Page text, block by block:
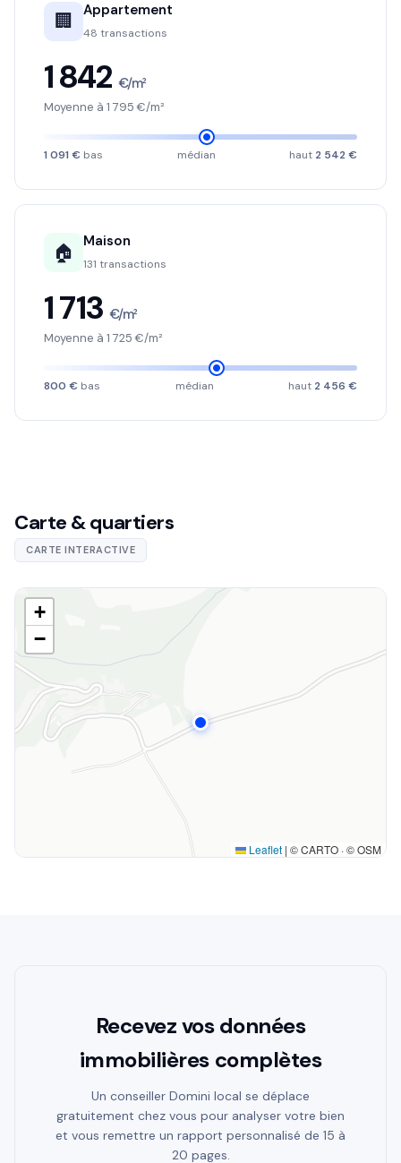
🏢 Appartement
48 transactions
1 842 €/m²
Moyenne à 1 795 €/m²
1 091 € bas médian haut 2 542 €
🏠 Maison
131 transactions
1 713 €/m²
Moyenne à 1 725 €/m²
800 € bas médian haut 2 456 €
Carte & quartiers
CARTE INTERACTIVE
+
−
Leaflet | © CARTO · © OSM
Recevez vos données
immobilières complètes
Un conseiller Domini local se déplace
gratuitement chez vous pour analyser votre bien
et vous remettre un rapport personnalisé de 15 à
20 pages.